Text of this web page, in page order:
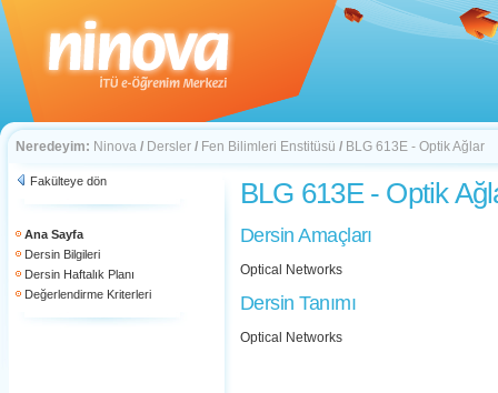
Neredeyim: Ninova / Dersler / Fen Bilimleri Enstitüsü / BLG 613E - Optik Ağlar
Fakülteye dön
Ana Sayfa
Dersin Bilgileri
Dersin Haftalık Planı
Değerlendirme Kriterleri
BLG 613E - Optik
Dersin Amaçları
Optical Networks
Dersin Tanımı
Optical Networks